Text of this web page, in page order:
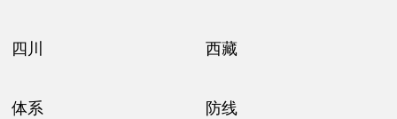
四川 西藏
体系 防线